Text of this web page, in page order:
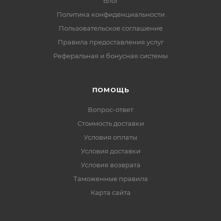
Политика конфиденциальности
Пользовательское соглашение
Правила предоставления услуг
Реферальная и бонусная системы
ПОМОЩЬ
Вопрос-ответ
Стоимость доставки
Условия оплаты
Условия доставки
Условия возврата
Таможенные правила
Карта сайта